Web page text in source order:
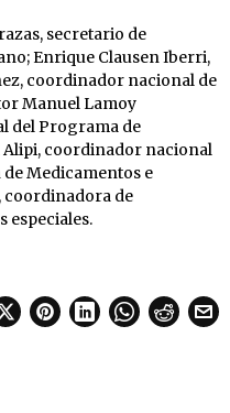
secretario de
Enrique Clausen Iberri,
coordinador nacional de
Manuel Lamoy
del Programa de
coordinador nacional
Medicamentos e
coordinadora de
especiales.